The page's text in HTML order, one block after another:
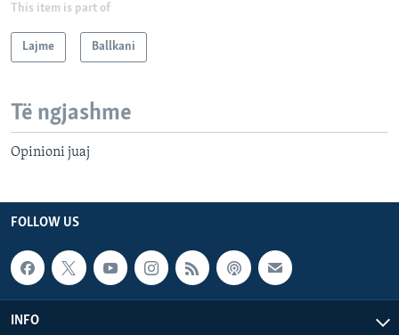
This item is part of
Lajme Ballkani
Të ngjashme
Opinioni juaj
FOLLOW US
INFO